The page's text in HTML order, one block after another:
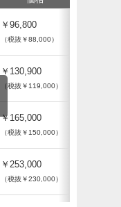
￥96,800
（税抜￥88,000）
￥130,900
（税抜￥119,000）
￥165,000
（税抜￥150,000）
￥253,000
（税抜￥230,000）